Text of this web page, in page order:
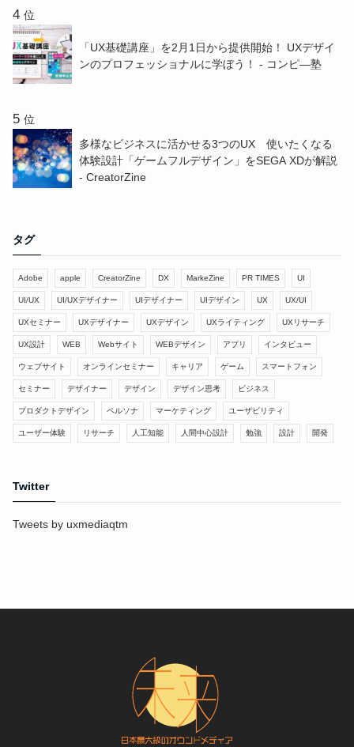
位
「UX基礎講座」を2月1日から提供開始！ UXデザイ
ンのプロフェッショナルに学ぼう！ - コンピ―塾
位
多様なビジネスに活かせる3つのUX 使いたくなる
体験設計「ゲームフルデザイン」をSEGA XDが解説
- CreatorZine
タグ
Adobe apple CreatorZine DX MarkeZine PR TIMES UI
UI/UX UI/UXデザイナー UIデザイナー UIデザイン UX UX/UI
UXセミナー UXデザイナー UXデザイン UXライティング UXリサーチ
UX設計 WEB Webサイト WEBデザイン アプリ インタビュー
ウェブサイト オンラインセミナー キャリア ゲーム スマートフォン
セミナー デザイナー デザイン デザイン思考 ビジネス
プロダクトデザイン ペルソナ マーケティング ユーザビリティ
ユーザー体験 リサーチ 人工知能 人間中心設計 勉強 設計 開発
Twitter
Tweets by uxmediaqtm